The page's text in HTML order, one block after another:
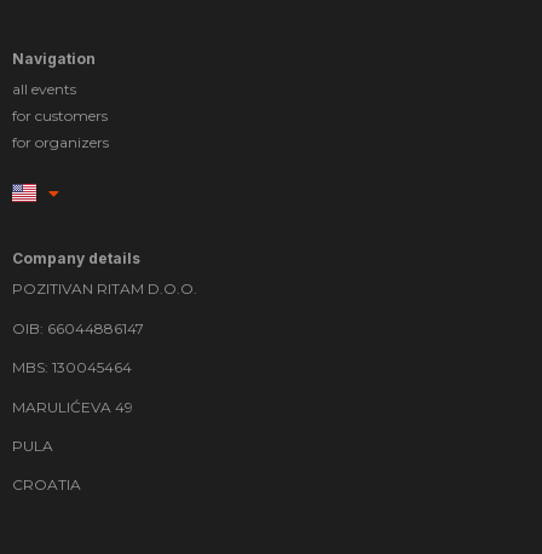
Navigation
all events
for customers
for organizers
Company details
POZITIVAN RITAM D.O.O.
OIB: 66044886147
MBS: 130045464
MARULIĆEVA 49
PULA
CROATIA